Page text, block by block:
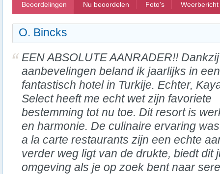
Beoordelingen Nu beoordelen Foto's Weerbericht
O. Bincks
EEN ABSOLUTE AANRADER!! Dankzij
aanbevelingen beland ik jaarlijks in een
fantastisch hotel in Turkije. Echter,
Select heeft me echt wet zijn favoriete
bestemming tot nu toe. Dit resort is
en harmonie. De culinaire ervaring
a la carte restaurants zijn een echte
verder weg ligt van de drukte, biedt dit
omgeving als je op zoek bent naar